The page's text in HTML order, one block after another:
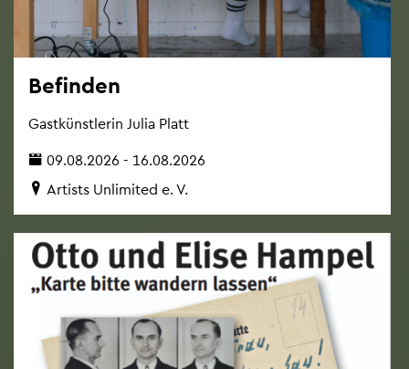
Be­fin­den
Gast­künst­le­rin Julia Platt
09.08.2026 - 16.08.2026
Ar­tists Un­li­mi­ted e. V.